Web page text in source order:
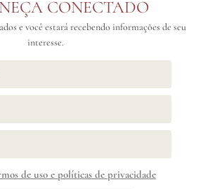
CONECTADO
e você estará recebendo informações de seu
interesse.
de uso e políticas de privacidade